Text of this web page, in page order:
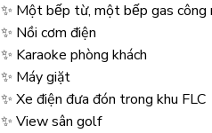
✨ Một bếp từ, một bếp gas công
✨ Nồi cơm điện
✨ Karaoke phòng khách
✨ Máy giặt
✨ Xe điện đưa đón trong khu FLC
✨ View sân golf